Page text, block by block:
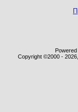
Copyright ©2000 -